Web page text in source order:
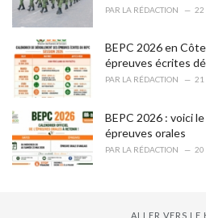
PAR LA RÉDACTION 22
BEPC 2026 en
épreuves écrites
PAR LA RÉDACTION 21
BEPC 2026 : voici
épreuves orales
PAR LA RÉDACTION 20
ALLER VERS LE